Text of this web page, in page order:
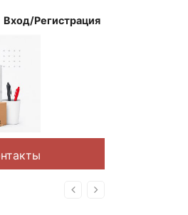
Вход/Регистрация
НазадВперед